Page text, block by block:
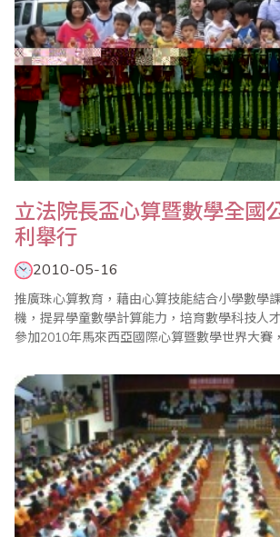
立法院長盃心算暨數學全國
利舉行
2010-05-16
推廣珠心算教育，藉由心算技能結合小學數學
機，提昇學童數學計算能力，培育數學科技人
參加2010年馬來西亞國際心算暨數學世界大賽
國心算暨數學公開邀請賽』於2010年5月16日
板橋市重慶國中隆重舉行。 本屆比賽分心算與數學項目，計有來自
全國各地之國民中、小學及幼稚園共4..